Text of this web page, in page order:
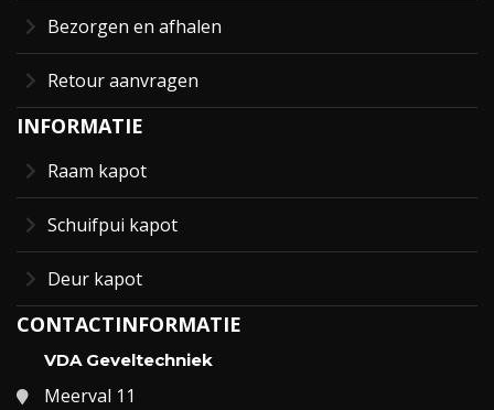
Bezorgen en afhalen
Retour aanvragen
INFORMATIE
Raam kapot
Schuifpui kapot
Deur kapot
CONTACTINFORMATIE
VDA Geveltechniek
Meerval 11